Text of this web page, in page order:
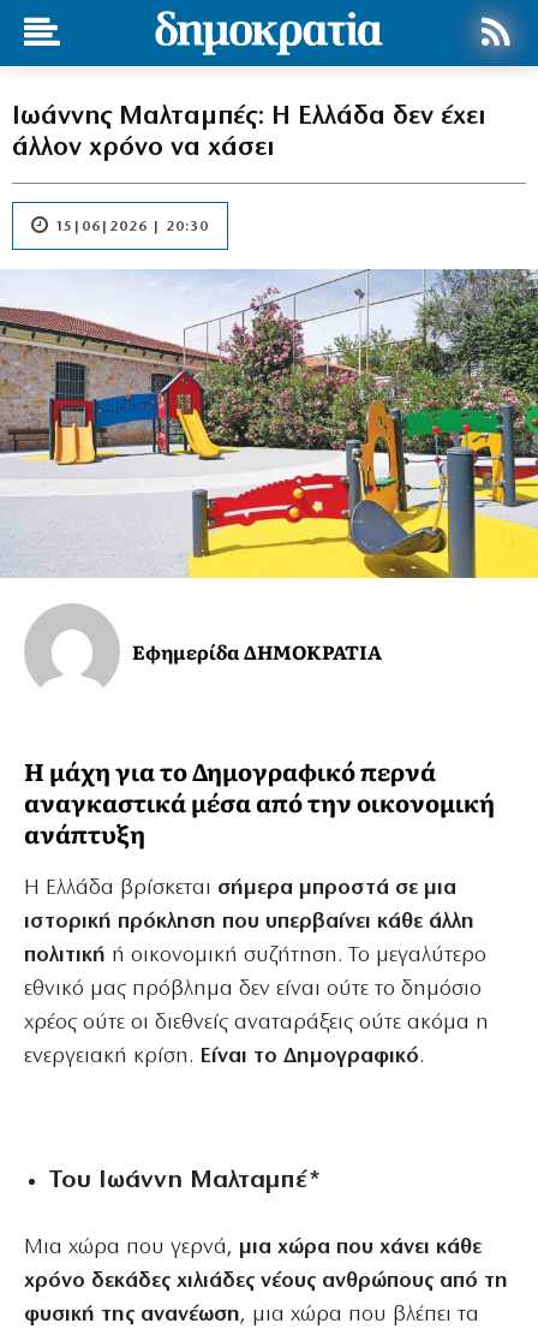
Ιωάννης Μαλταμπές: Η Ελλάδα δεν έχει
άλλον χρόνο να χάσει
15|06|2026 | 20:30
Εφημερίδα ΔΗΜΟΚΡΑΤΙΑ
Η μάχη για το Δημογραφικό περνά
αναγκαστικά μέσα από την οικονομική
ανάπτυξη
Η Ελλάδα βρίσκεται σήμερα μπροστά σε μια
ιστορική πρόκληση που υπερβαίνει κάθε άλλη
πολιτική ή οικονομική συζήτηση. Το μεγαλύτερο
εθνικό μας πρόβλημα δεν είναι ούτε το δημόσιο
χρέος ούτε οι διεθνείς αναταράξεις ούτε ακόμα η
ενεργειακή κρίση. Είναι το Δημογραφικό.
Του Ιωάννη Μαλταμπέ*
Μια χώρα που γερνά, μια χώρα που χάνει κάθε
χρόνο δεκάδες χιλιάδες νέους ανθρώπους από τη
φυσική της ανανέωση, μια χώρα που βλέπει τα